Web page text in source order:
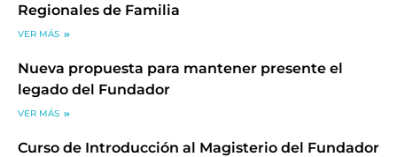
Regionales de Familia
VER MÁS
Nueva propuesta para mantener presente el
legado del Fundador
VER MÁS
Curso de Introducción al Magisterio del Fundador